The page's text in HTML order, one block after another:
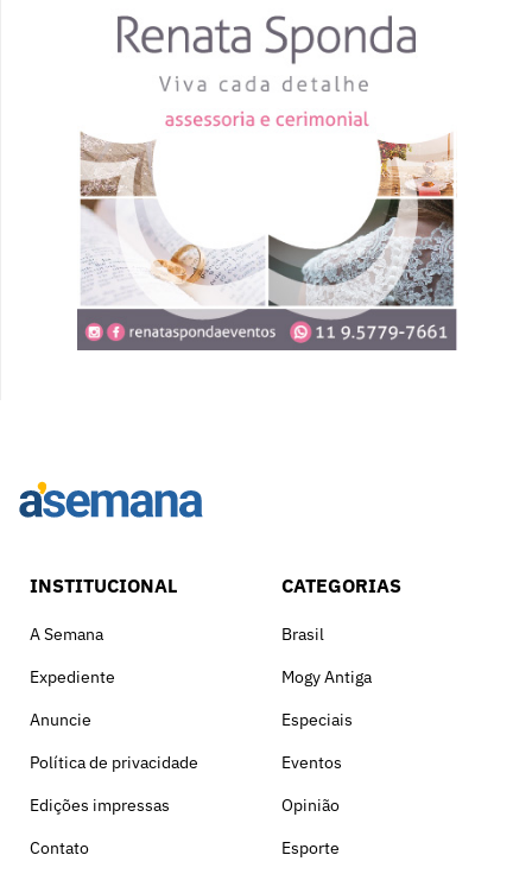
INSTITUCIONAL
A Semana
Expediente
Anuncie
Política de privacidade
Edições impressas
Contato
CATEGORIAS
Brasil
Mogy Antiga
Especiais
Eventos
Opinião
Esporte